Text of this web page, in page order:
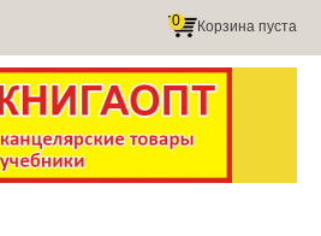
Корзина пуста
0